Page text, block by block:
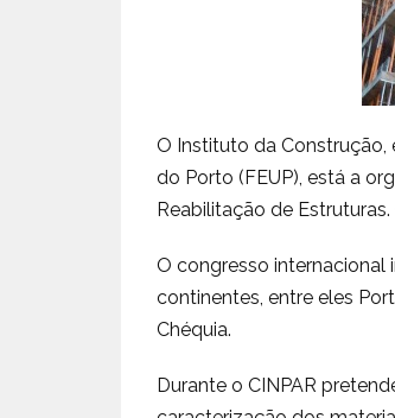
O Instituto da Construção,
do Porto (FEUP), está a
Reabilitação de
O congresso internacional
continentes, entre eles
Chéquia.
Durante o CINPAR